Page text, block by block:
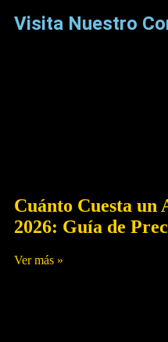
Visita Nuestro
Cuánto Cuesta un
2026: Guía de
Ver más »